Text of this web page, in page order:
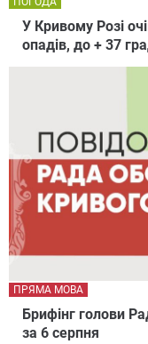
У Кривому Розі
опадів, до + 37
Брифінг голови
за 6 серпня
ПРЯМА МОВА